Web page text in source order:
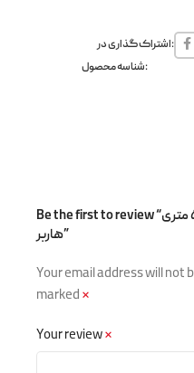
اشتراک گذاری در:
شناسه محصول:
Be the first to review “متر فایبر گلاس ۵۰ متری H۵۰M-F
هاربر”
Your email address will not
marked*
Your review*